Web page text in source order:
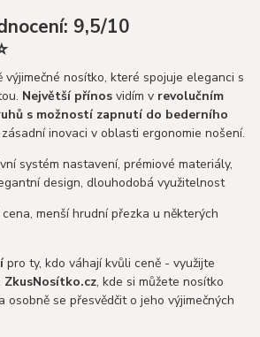
9,5/10
výjimečné nosítko, které spojuje eleganci s
Největší přínos vidím v revolučním
s možností zapnutí do bederního
inovaci v oblasti ergonomie nošení.
systém nastavení, prémiové materiály,
design, dlouhodobá využitelnost
menší hrudní přezka u některých
pro ty, kdo váhají kvůli ceně - využijte
ZkusNosítko.cz, kde si můžete nosítko
osobně se přesvědčit o jeho výjimečných